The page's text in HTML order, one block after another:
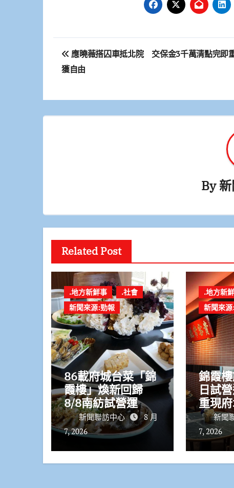
文
章
覽
應曉薇搭囚車抵北院 交保金3千萬清點完即
獲自由
By
Related Post
.地方新鮮事
.社會
新聞來源:勁報
86載府城台菜「錦
霞樓」煥新回歸
8/8南紡試營運
新聞聯訪中心
8 月
7, 2026
.地方新
新聞來
錦霞
日試
重現
新聞
7, 2026